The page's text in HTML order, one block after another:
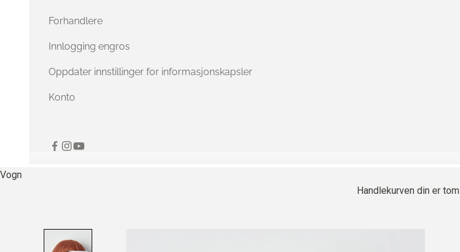
Forhandlere
Innlogging engros
Oppdater innstillinger for informasjonskapsler
Konto
Vogn
Handlekurven din er tom